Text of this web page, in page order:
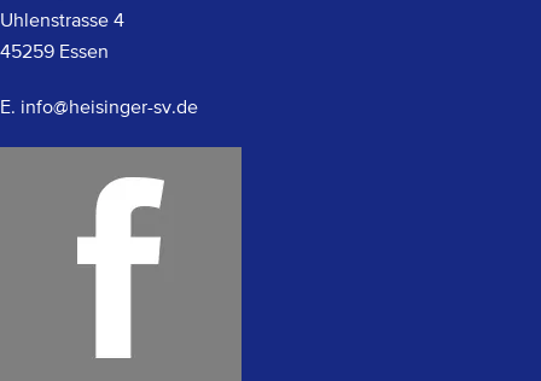
Uhlenstrasse 4
45259 Essen
E. info@heisinger-sv.de